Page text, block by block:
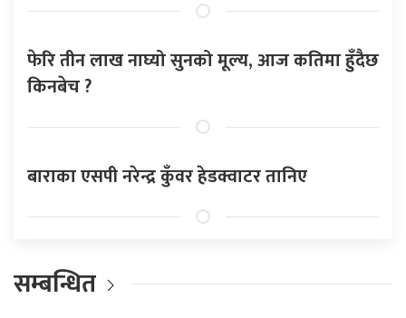
फेरि तीन लाख नाघ्यो सुनको मूल्य, आज कतिमा हुँदैछ
किनबेच ?
बाराका एसपी नरेन्द्र कुँवर हेडक्वाटर तानिए
सम्बन्धित